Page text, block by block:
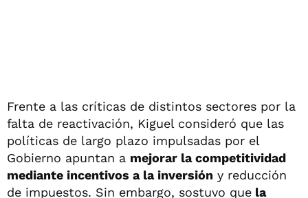
Frente a las críticas de distintos sectores por la
falta de reactivación, Kiguel consideró que las
políticas de largo plazo impulsadas por el
Gobierno apuntan a mejorar la competitividad
mediante incentivos a la inversión y reducción
de impuestos. Sin embargo, sostuvo que la